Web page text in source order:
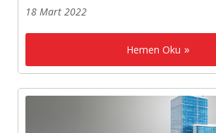
18 Mart 2022
Hemen Oku